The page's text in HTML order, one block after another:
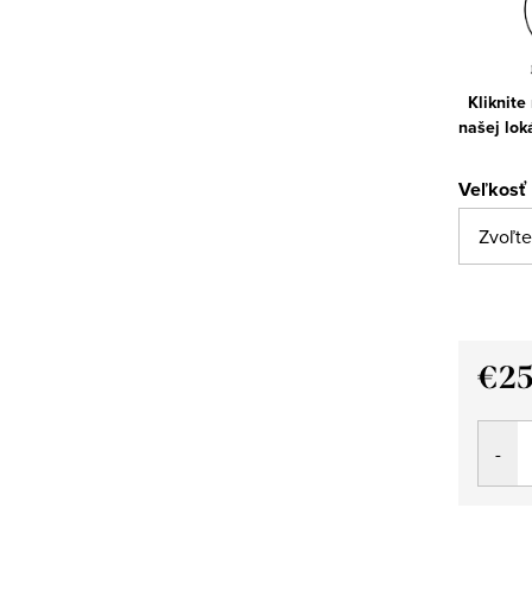
našej
Veľkosť